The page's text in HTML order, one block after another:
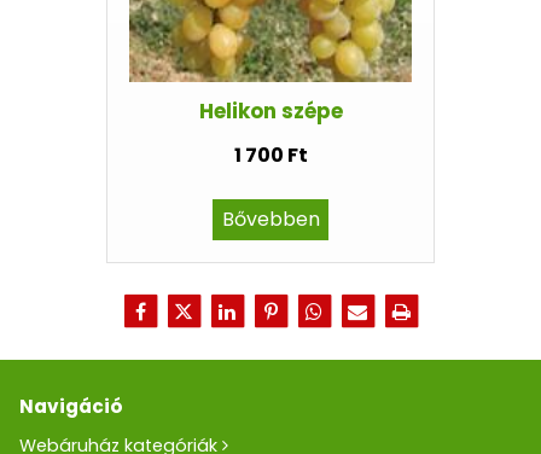
Helikon szépe
1 700 Ft
Bővebben
Navigáció
Webáruház kategóriák